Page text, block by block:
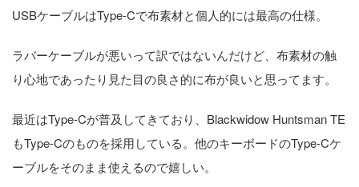
USBケーブルはType-Cで布素材と個人的には最高の仕様。
ラバーケーブルが悪いって訳ではないんだけど、布素材の触
り心地であったり見た目の良さ的に布が良いと思ってます。
最近はType-Cが普及してきており、Blackwidow Huntsman TE
もType-Cのものを採用している。他のキーボードのType-Cケ
ーブルをそのまま使えるので嬉しい。